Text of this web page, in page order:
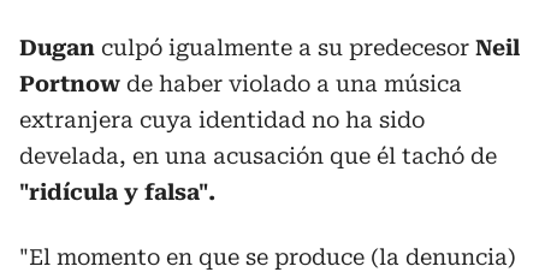
Dugan culpó igualmente a su predecesor Neil
Portnow de haber violado a una música
extranjera cuya identidad no ha sido
develada, en una acusación que él tachó de
"ridícula y falsa".
"El momento en que se produce (la denuncia)